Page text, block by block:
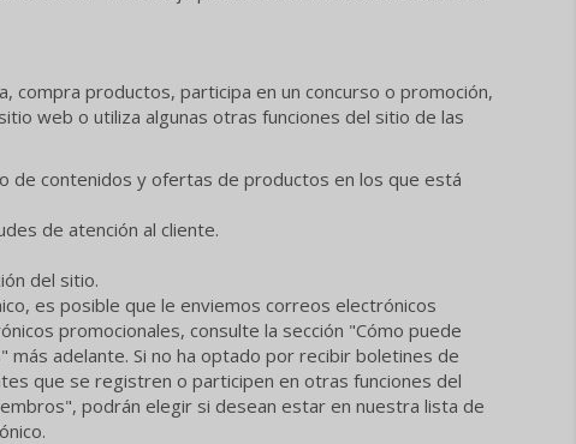
compra productos, participa en un concurso o promoción,
web o utiliza algunas otras funciones del sitio de las
de contenidos y ofertas de productos en los que está
de atención al cliente.
del sitio.
es posible que le enviemos correos electrónicos
promocionales, consulte la sección "Cómo puede
adelante. Si no ha optado por recibir boletines de
que se registren o participen en otras funciones del
podrán elegir si desean estar en nuestra lista de